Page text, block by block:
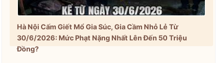
Hà Nội Cấm Giết Mổ Gia Súc, Gia Cầm Nhỏ Lẻ Từ
30/6/2026: Mức Phạt Nặng Nhất Lên Đến 50 Triệu
Đồng?